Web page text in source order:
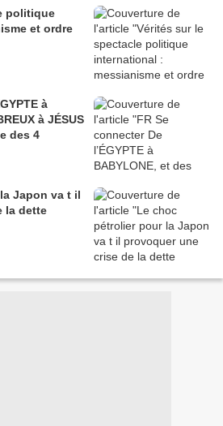
politique
et ordre
à JÉSUS
des 4
Japon va t il
la dette